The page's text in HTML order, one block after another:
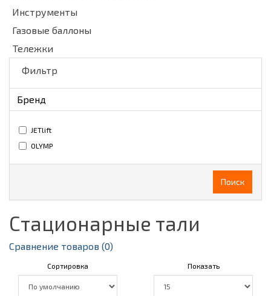
Инструменты
Газовые баллоны
Тележки
Фильтр
Бренд
JETlift
OLYMP
Поиск
Стационарные тали
Сравнение товаров (0)
Сортировка Показать